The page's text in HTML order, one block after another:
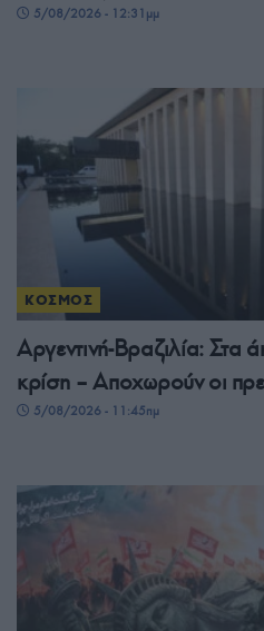
5/08/2026 - 12:31μμ
ΚΟΣΜΟΣ
Αργεντινή-Βραζιλία: Στα
κρίση – Αποχωρούν οι
5/08/2026 - 11:45πμ